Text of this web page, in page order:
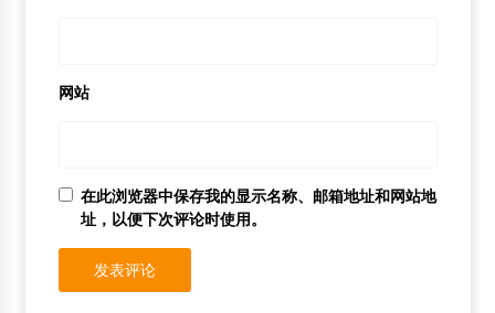
网站
在此浏览器中保存我的显示名称、邮箱地址和网站地
址，以便下次评论时使用。